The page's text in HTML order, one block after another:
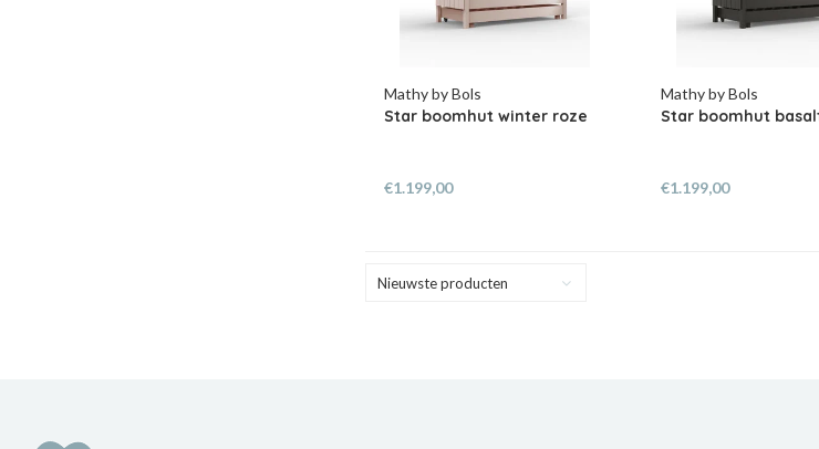
Mathy by Bols
Star boomhut winter roze
€1.199,00
Mathy by Bols
Star boomhut
€1.199,00
Nieuwste producten